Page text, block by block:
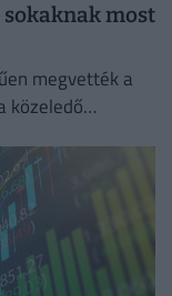
most
megvették a
közeledő